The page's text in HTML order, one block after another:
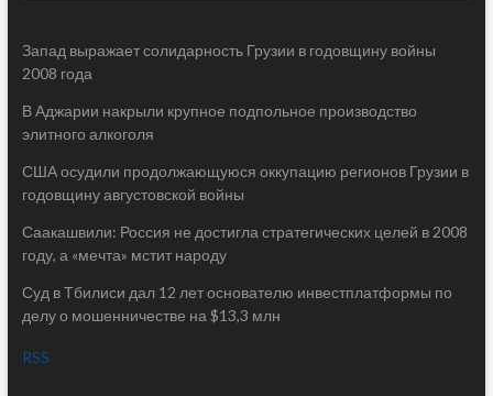
Запад выражает солидарность Грузии в годовщину войны
2008 года
В Аджарии накрыли крупное подпольное производство
элитного алкоголя
США осудили продолжающуюся оккупацию регионов Грузии в
годовщину августовской войны
Саакашвили: Россия не достигла стратегических целей в 2008
году, а «мечта» мстит народу
Суд в Тбилиси дал 12 лет основателю инвестплатформы по
делу о мошенничестве на $13,3 млн
RSS